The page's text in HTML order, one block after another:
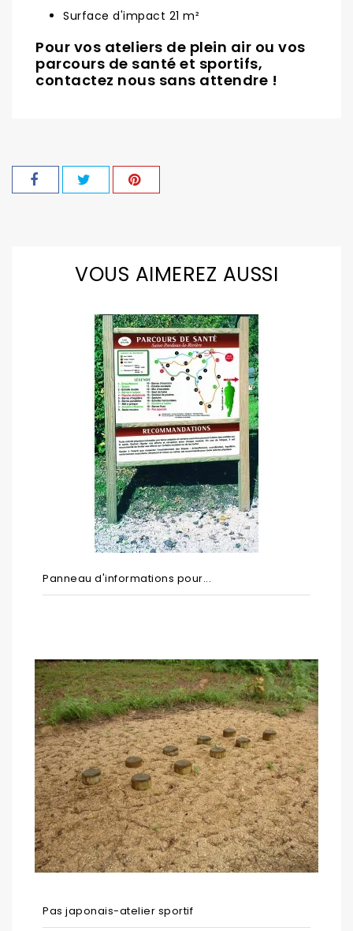
Surface d'impact 21 m²
Pour vos ateliers de plein air ou vos
parcours de santé et sportifs,
contactez nous sans attendre !
VOUS AIMEREZ AUSSI
Panneau d'informations pour...
Pas japonais-atelier sportif